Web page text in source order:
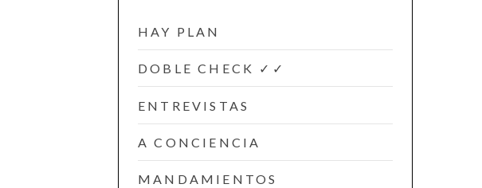
HAY PLAN
DOBLE CHECK ✓✓
ENTREVISTAS
A CONCIENCIA
MANDAMIENTOS